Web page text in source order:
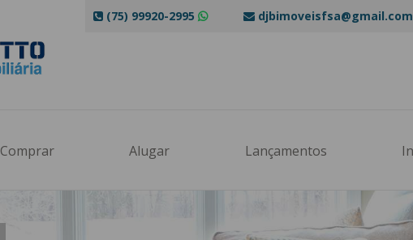
(75) 99920-2995 djbimoveisfsa@gmail.com
Comprar Alugar Lançamentos
Cadastre-se e receba nossas promoções!